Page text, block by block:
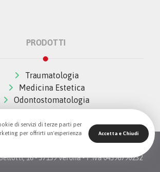
PRODOTTI
Traumatologia
Medicina Estetica
Odontostomatologia
All Rights Reserved The Wave Innovation -
16 - 37139 Verona - P.Iva 04396790232
di servizi di terze parti per
per offrirti un'esperienza
Accetta e Chiudi